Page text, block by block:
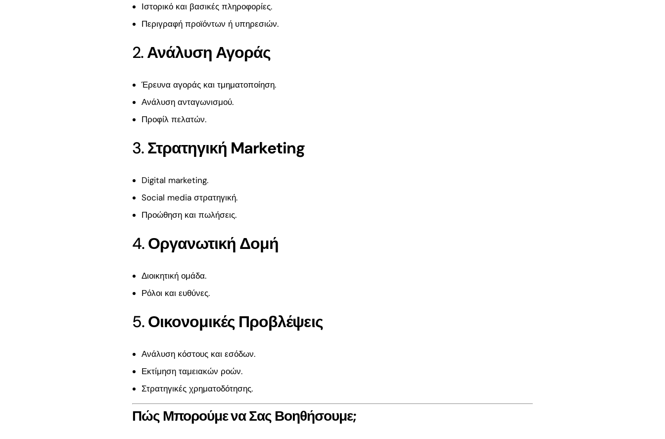
Ο πλήρης οδηγός για
ΜμΕ μεταποίησης
Πρόσφατα
Ιστορικό και βασικές πληροφορίες.
Περιγραφή προϊόντων ή υπηρεσιών.
2.Ανάλυση Αγοράς
Έρευνα αγοράς και τμηματοποίηση.
Ανάλυση ανταγωνισμού.
Προφίλ πελατών.
3.Στρατηγική Marketing
Digital marketing.
Social media στρατηγική.
Προώθηση και πωλήσεις.
4.Οργανωτική Δομή
Διοικητική ομάδα.
Ρόλοι και ευθύνες.
5.Οικονομικές Προβλέψεις
Ανάλυση κόστους και εσόδων.
Εκτίμηση ταμειακών ροών.
Στρατηγικές χρηματοδότησης.
Πώς Μπορούμε να Σας Βοηθήσουμε;